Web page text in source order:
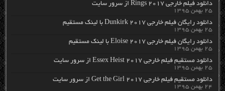
دانلود فیلم خارجی Rings 2017 از سرور سایت
۲۵ بهمن ۱۳۹۵
دانلود رایگان فیلم خارجی Dunkirk 2017 با لینک مستقیم
۲۵ بهمن ۱۳۹۵
دانلود رایگان فیلم خارجی Eloise 2017 با لینک مستقیم
۲۵ بهمن ۱۳۹۵
دانلود مستقیم فیلم خارجی Essex Heist 2017 از سرور سایت
۲۵ بهمن ۱۳۹۵
دانلود مستقیم فیلم خارجی Get the Girl 2017 از سرور سایت
۲۴ بهمن ۱۳۹۵